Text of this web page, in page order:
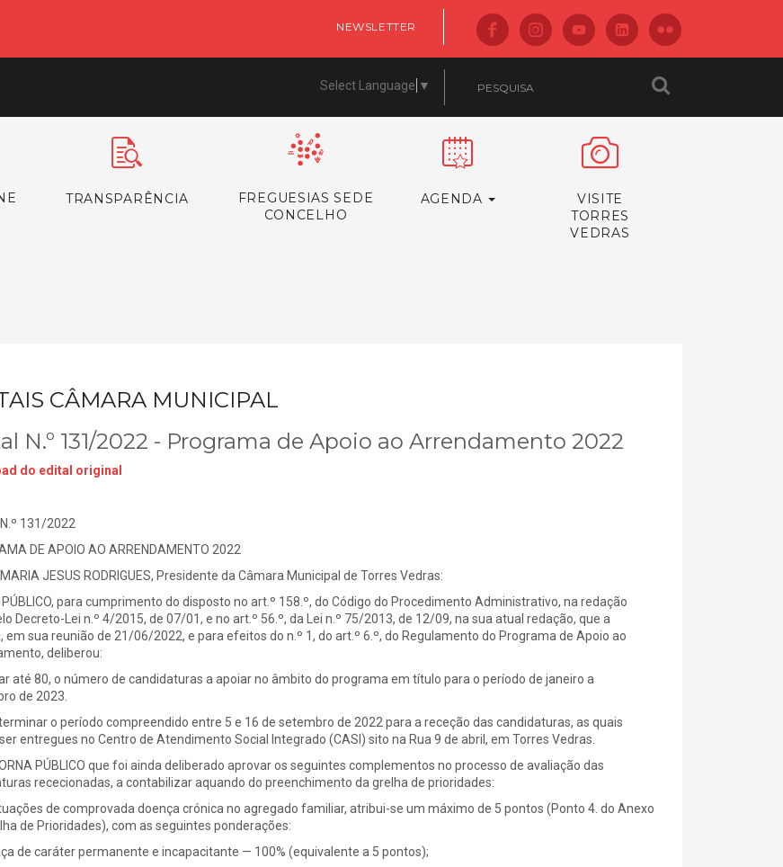
NEWSLETTER
Select Language ▼
TRANSPARÊNCIA
FREGUESIAS SEDE
CONCELHO
AGENDA
VISITE
TORRES
VEDRAS
CÂMARA MUNICIPAL
N.º 131/2022 - Programa de Apoio ao Arrendamento 2022
do edital original
N.º 131/2022
DE APOIO AO ARRENDAMENTO 2022
MARIA JESUS RODRIGUES, Presidente da Câmara Municipal de Torres Vedras:
PÚBLICO, para cumprimento do disposto no art.º 158.º, do Código do Procedimento Administrativo, na redação
Decreto-Lei n.º 4/2015, de 07/01, e no art.º 56.º, da Lei n.º 75/2013, de 12/09, na sua atual redação, que a
em sua reunião de 21/06/2022, e para efeitos do n.º 1, do art.º 6.º, do Regulamento do Programa de Apoio ao
deliberou:
até 80, o número de candidaturas a apoiar no âmbito do programa em título para o período de janeiro a
de 2023.
o período compreendido entre 5 e 16 de setembro de 2022 para a receção das candidaturas, as quais
entregues no Centro de Atendimento Social Integrado (CASI) sito na Rua 9 de abril, em Torres Vedras.
PÚBLICO que foi ainda deliberado aprovar os seguintes complementos no processo de avaliação das
rececionadas, a contabilizar aquando do preenchimento da grelha de prioridades:
de comprovada doença crónica no agregado familiar, atribui-se um máximo de 5 pontos (Ponto 4. do Anexo
de Prioridades), com as seguintes ponderações:
de caráter permanente e incapacitante — 100% (equivalente a 5 pontos);